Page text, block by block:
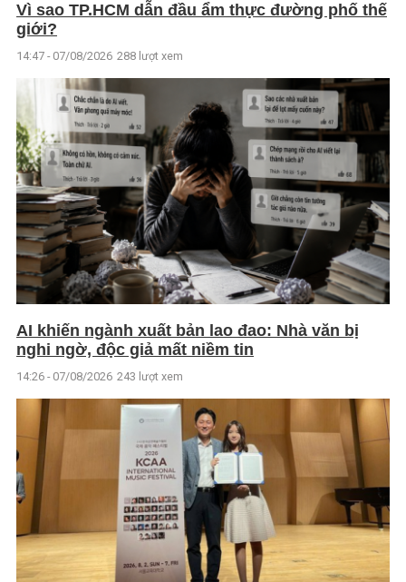
Vì sao TP.HCM dẫn đầu ẩm thực đường phố thế
giới?
14:47 - 07/08/2026 288 lượt xem
AI khiến ngành xuất bản lao đao: Nhà văn bị
nghi ngờ, độc giả mất niềm tin
14:26 - 07/08/2026 243 lượt xem